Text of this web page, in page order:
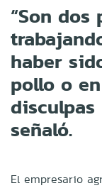
“Son dos
haber
pollo o
señaló.
El empresario